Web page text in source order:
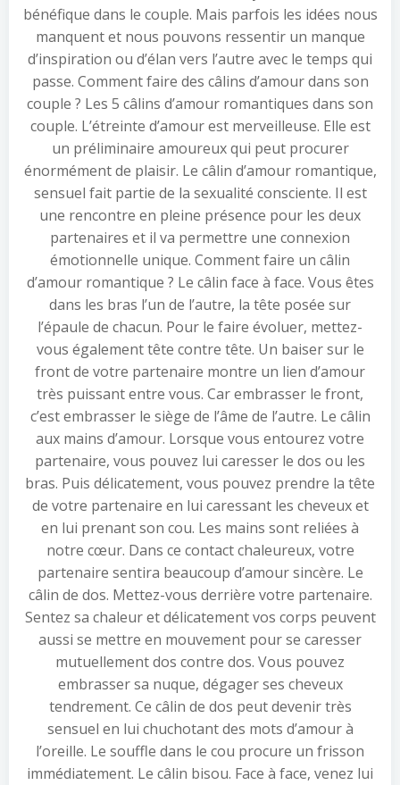
bénéfique dans le couple. Mais parfois les idées nous
manquent et nous pouvons ressentir un manque
d’inspiration ou d’élan vers l’autre avec le temps qui
passe. Comment faire des câlins d’amour dans son
couple ? Les 5 câlins d’amour romantiques dans son
couple. L’étreinte d’amour est merveilleuse. Elle est
un préliminaire amoureux qui peut procurer
énormément de plaisir. Le câlin d’amour romantique,
sensuel fait partie de la sexualité consciente. Il est
une rencontre en pleine présence pour les deux
partenaires et il va permettre une connexion
émotionnelle unique. Comment faire un câlin
d’amour romantique ? Le câlin face à face. Vous êtes
dans les bras l’un de l’autre, la tête posée sur
l’épaule de chacun. Pour le faire évoluer, mettez-
vous également tête contre tête. Un baiser sur le
front de votre partenaire montre un lien d’amour
très puissant entre vous. Car embrasser le front,
c’est embrasser le siège de l’âme de l’autre. Le câlin
aux mains d’amour. Lorsque vous entourez votre
partenaire, vous pouvez lui caresser le dos ou les
bras. Puis délicatement, vous pouvez prendre la tête
de votre partenaire en lui caressant les cheveux et
en lui prenant son cou. Les mains sont reliées à
notre cœur. Dans ce contact chaleureux, votre
partenaire sentira beaucoup d’amour sincère. Le
câlin de dos. Mettez-vous derrière votre partenaire.
Sentez sa chaleur et délicatement vos corps peuvent
aussi se mettre en mouvement pour se caresser
mutuellement dos contre dos. Vous pouvez
embrasser sa nuque, dégager ses cheveux
tendrement. Ce câlin de dos peut devenir très
sensuel en lui chuchotant des mots d’amour à
l’oreille. Le souffle dans le cou procure un frisson
immédiatement. Le câlin bisou. Face à face, venez lui